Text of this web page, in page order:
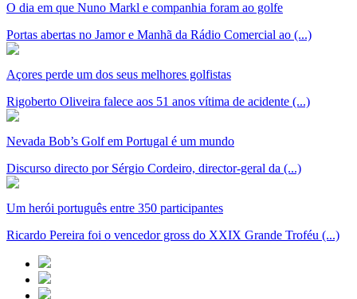
O dia em que Nuno Markl e companhia foram ao golfe
Portas abertas no Jamor e Manhã da Rádio Comercial ao (...)
Açores perde um dos seus melhores golfistas
Rigoberto Oliveira falece aos 51 anos vítima de acidente (...)
Nevada Bob’s Golf em Portugal é um mundo
Discurso directo por Sérgio Cordeiro, director-geral da (...)
Um herói português entre 350 participantes
Ricardo Pereira foi o vencedor gross do XXIX Grande Troféu (...)